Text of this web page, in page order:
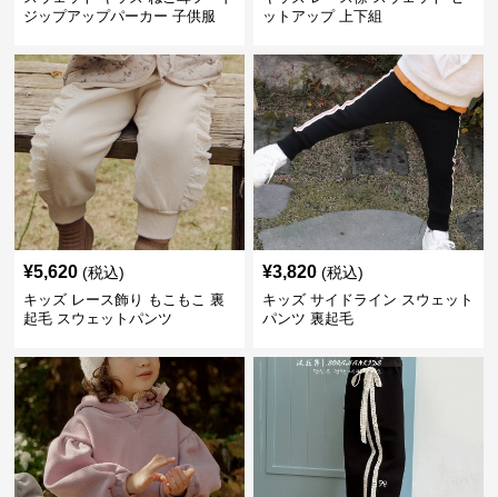
ジップアップパーカー 子供服
ットアップ 上下組
¥5,620 (税込)
キッズ レース飾り もこもこ 裏
起毛 スウェットパンツ
¥3,820 (税込)
キッズ サイドライン スウェット
パンツ 裏起毛